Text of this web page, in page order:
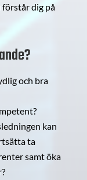
dig på
och bra
kan
ta
samt öka